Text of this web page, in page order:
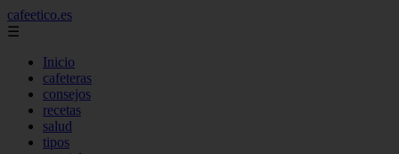
cafeetico.es
☰
Inicio
cafeteras
consejos
recetas
salud
tipos